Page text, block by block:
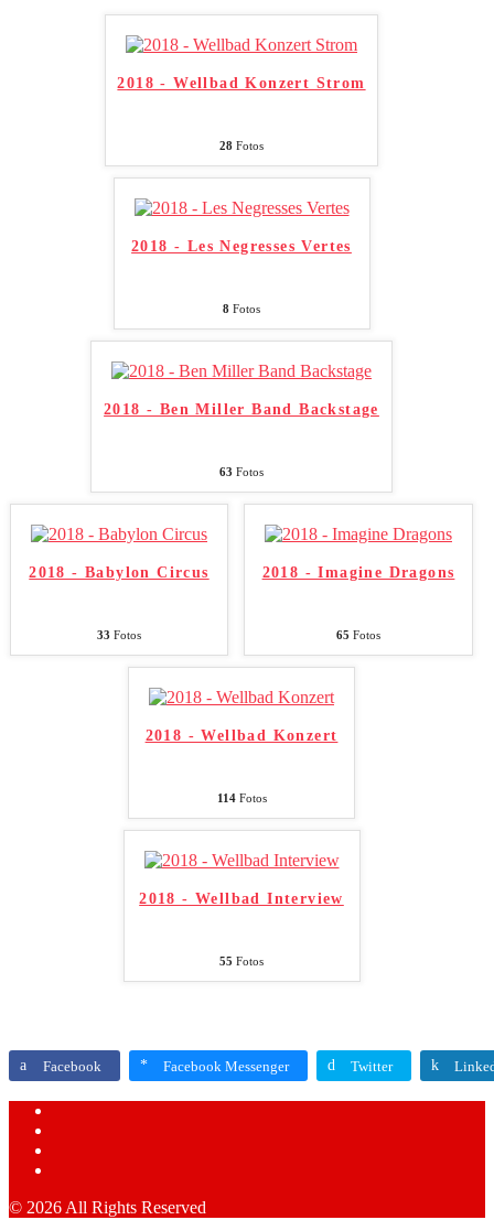
2018 - Wellbad Konzert Strom
28 Fotos
2018 - Les Negresses Vertes
8 Fotos
2018 - Ben Miller Band Backstage
63 Fotos
2018 - Babylon Circus
33 Fotos
2018 - Imagine Dragons
65 Fotos
2018 - Wellbad Konzert
114Fotos
2018 - Wellbad Interview
55 Fotos
Facebook Facebook Messenger Twitter
© 2026 All Rights Reserved